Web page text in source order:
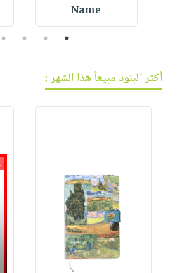
Name
1
2
3
4
أكثر البنود مبيعاً هذا الشهر :